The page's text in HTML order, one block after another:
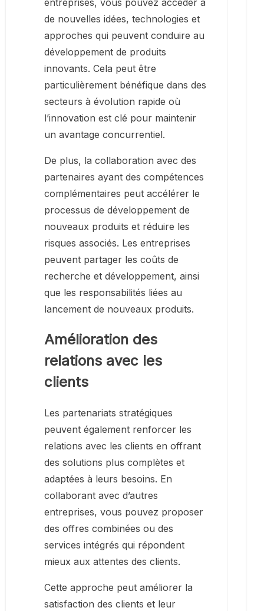
entreprises, vous pouvez accéder à
de nouvelles idées, technologies et
approches qui peuvent conduire au
développement de produits
innovants. Cela peut être
particulièrement bénéfique dans des
secteurs à évolution rapide où
l’innovation est clé pour maintenir
un avantage concurrentiel.
De plus, la collaboration avec des
partenaires ayant des compétences
complémentaires peut accélérer le
processus de développement de
nouveaux produits et réduire les
risques associés. Les entreprises
peuvent partager les coûts de
recherche et développement, ainsi
que les responsabilités liées au
lancement de nouveaux produits.
Amélioration des
relations avec les
clients
Les partenariats stratégiques
peuvent également renforcer les
relations avec les clients en offrant
des solutions plus complètes et
adaptées à leurs besoins. En
collaborant avec d’autres
entreprises, vous pouvez proposer
des offres combinées ou des
services intégrés qui répondent
mieux aux attentes des clients.
Cette approche peut améliorer la
satisfaction des clients et leur